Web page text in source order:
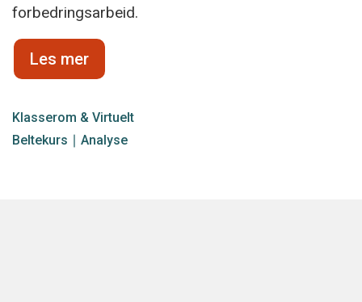
forbedringsarbeid.
Les mer
Klasserom & Virtuelt
Beltekurs ∣ Analyse